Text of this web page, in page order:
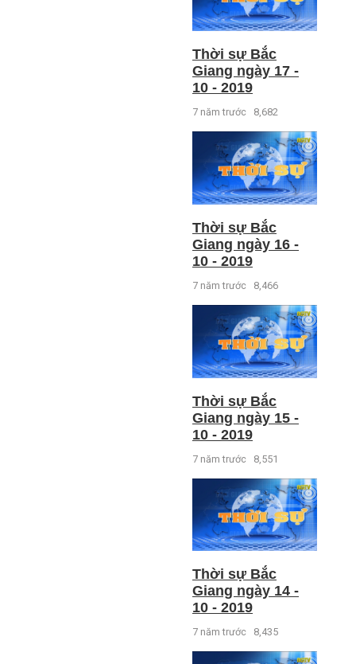
Thời sự Bắc
Giang ngày 17 -
10 - 2019
7 năm trước 8,682
Thời sự Bắc
Giang ngày 16 -
10 - 2019
7 năm trước 8,466
Thời sự Bắc
Giang ngày 15 -
10 - 2019
7 năm trước 8,551
Thời sự Bắc
Giang ngày 14 -
10 - 2019
7 năm trước 8,435